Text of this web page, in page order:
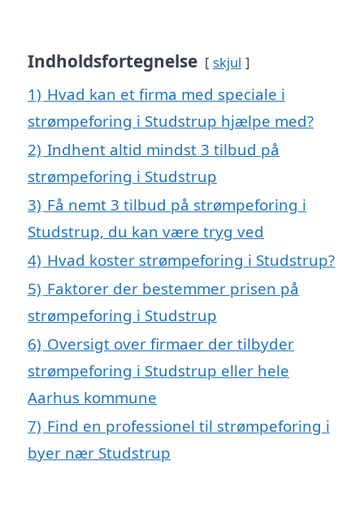
Indholdsfortegnelse skjul
1) Hvad kan et firma med speciale i
strømpeforing i Studstrup hjælpe med?
2) Indhent altid mindst 3 tilbud på
strømpeforing i Studstrup
3) Få nemt 3 tilbud på strømpeforing i
Studstrup, du kan være tryg ved
4) Hvad koster strømpeforing i Studstrup?
5) Faktorer der bestemmer prisen på
strømpeforing i Studstrup
6) Oversigt over firmaer der tilbyder
strømpeforing i Studstrup eller hele
Aarhus kommune
7) Find en professionel til strømpeforing i
byer nær Studstrup